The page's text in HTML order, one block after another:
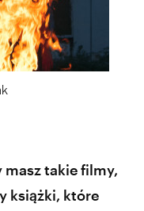
masz takie filmy,
książki, które